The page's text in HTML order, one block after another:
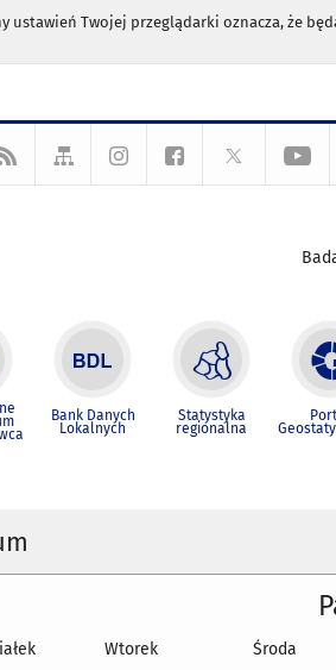
ustawień Twojej przeglądarki oznacza, że
Bank Danych
Lokalnych
Statystyka
regionalna
Wtorek Środa